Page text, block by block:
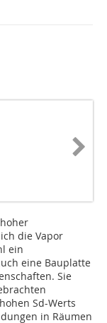
die Vapor
ein
eine Bauplatte
Sie
Sd-Werts
in Räumen